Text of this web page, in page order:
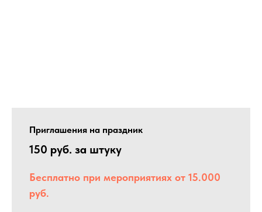
Приглашения на праздник
150 руб. за штуку
Бесплатно при мероприятиях от 15.000
руб.